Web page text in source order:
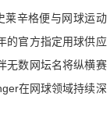
莱辛格便与网球运动
的官方指定用球供应
无数网坛名将纵横赛
在网球领域持续深